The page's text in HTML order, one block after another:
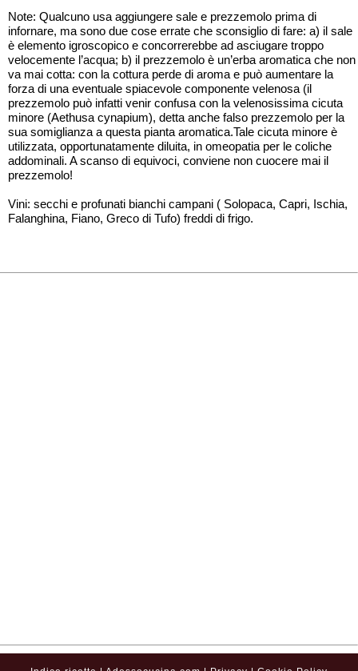
Note: Qualcuno usa aggiungere sale e prezzemolo prima di
infornare, ma sono due cose errate che sconsiglio di fare: a) il sale
è elemento igroscopico e concorrerebbe ad asciugare troppo
velocemente l’acqua; b) il prezzemolo è un’erba aromatica che non
va mai cotta: con la cottura perde di aroma e può aumentare la
forza di una eventuale spiacevole componente velenosa (il
prezzemolo può infatti venir confusa con la velenosissima cicuta
minore (Aethusa cynapium), detta anche falso prezzemolo per la
sua somiglianza a questa pianta aromatica.Tale cicuta minore è
utilizzata, opportunatamente diluita, in omeopatia per le coliche
addominali. A scanso di equivoci, conviene non cuocere mai il
prezzemolo!
Vini: secchi e profunati bianchi campani ( Solopaca, Capri, Ischia,
Falanghina, Fiano, Greco di Tufo) freddi di frigo.